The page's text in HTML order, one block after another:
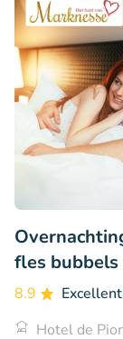
fles bubbels
8.9 Excellent
Hotel de